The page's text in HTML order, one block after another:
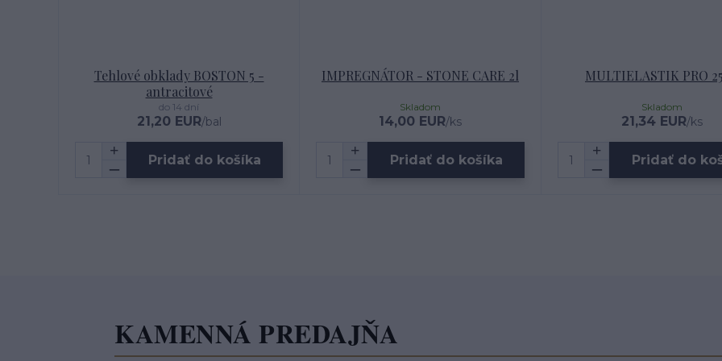
Tehlové obklady BOSTON 5 -
antracitové
21,20 EUR/bal
do 14 dní
Pridať do košíka
IMPREGNÁTOR - STONE CARE 2l
14,00 EUR/ks
Skladom
Pridať do košíka
MULTIELASTIK PRO
21,34 EUR/ks
Skladom
Pridať do
KAMENNÁ PREDAJŇA